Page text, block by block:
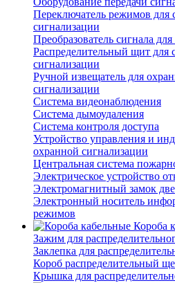
Переключатель режимов для
сигнализации
Преобразователь сигнала
Распределительный щит для
сигнализации
Ручной извещатель для
сигнализации
Система видеонаблюдения
Система дымоудаления
Система контроля доступа
Устройство управления и
охранной сигнализации
Центральная система
Электрическое устройство
Электромагнитный замок
Электронный носитель
режимов
Короба
Зажим для
Заклепка для
Короб распределительный
Крышка для